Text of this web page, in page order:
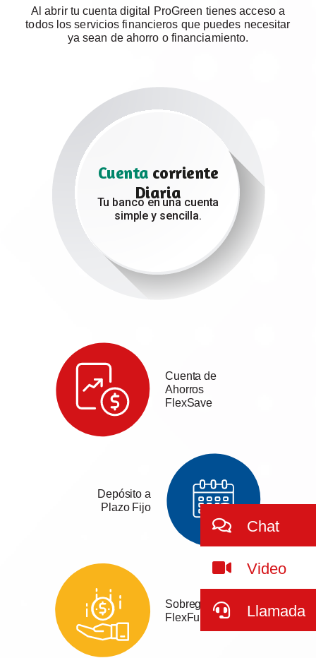
Al abrir tu cuenta digital ProGreen tienes acceso a
todos los servicios financieros que puedes necesitar
ya sean de ahorro o financiamiento.
Cuenta corriente
Diaria
Tu banco en una cuenta
simple y sencilla.
Cuenta de
Ahorros
FlexSave
Depósito a
Plazo Fijo
Sobregiro
FlexFund
Chat
Video
Llamada